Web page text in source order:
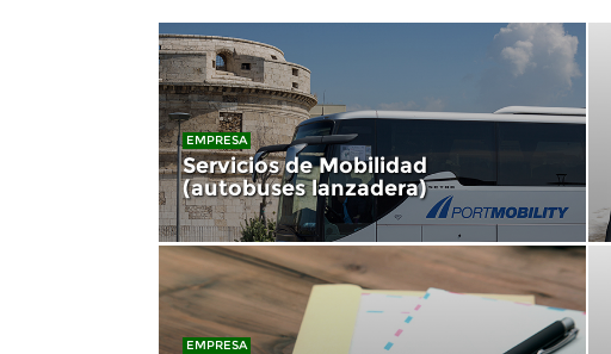
EMPRESA
Servicios de Mobilidad
(autobuses lanzadera)
EMPRESA